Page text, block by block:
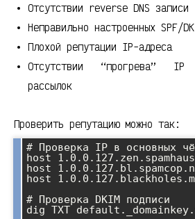
Отсутствии reverse DNS записи
Неправильно настроенных SPF/
Плохой репутации IP-адреса
Отсутствии “прогрева”
рассылок
Проверить репутацию можно так:
# Проверка IP в основных
host
host
host
# Проверка DKIM подписи
dig TXT